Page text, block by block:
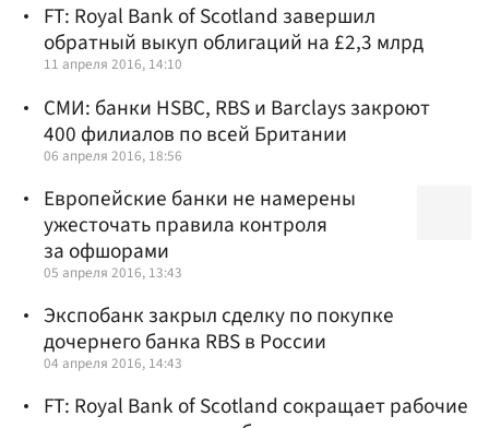
FT: Royal Bank of Scotland завершил
обратный выкуп облигаций на £2,3 млрд
11 апреля 2016, 14:10
СМИ: банки HSBC, RBS и Barclays закроют
400 филиалов по всей Британии
06 апреля 2016, 18:56
Европейские банки не намерены
ужесточать правила контроля
за офшорами
05 апреля 2016, 13:43
Экспобанк закрыл сделку по покупке
дочернего банка RBS в России
04 апреля 2016, 14:43
FT: Royal Bank of Scotland сокращает рабочие